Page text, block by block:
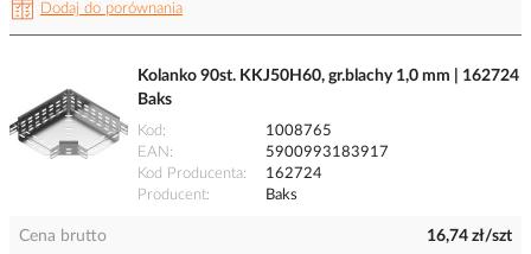
Dodaj do porównania
Kolanko 90st. KKJ50H60, gr.blachy 1,0 mm | 162724
Baks
Kod
1008765
EAN
5900993183917
Kod Producenta
162724
Producent
Baks
Cena brutto 16,74 zł/szt